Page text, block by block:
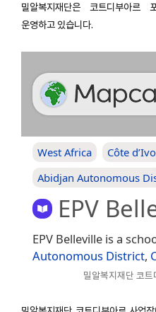
밀알복지재단은 코트디부아르
운영하고 있습니다.
밀알복지재단 코